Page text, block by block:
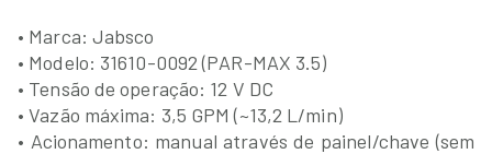
• Marca: Jabsco
• Modelo: 31610-0092 (PAR-MAX 3.5)
• Tensão de operação: 12 V DC
• Vazão máxima: 3,5 GPM (~13,2 L/min)
• Acionamento: manual através de painel/chave (sem